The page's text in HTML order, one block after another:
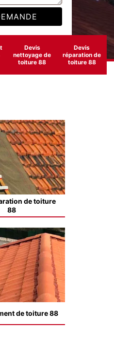
Devis
nettoyage de
toiture 88
Devis
réparation de
toiture 88
de toiture
88
de toiture 88